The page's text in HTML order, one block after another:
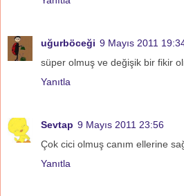
uğurböceği 9 Mayıs 2011
süper olmuş ve değişik bir fikir
Yanıtla
Sevtap 9 Mayıs 2011 23:56
Çok cici olmuş canım ellerine
Yanıtla